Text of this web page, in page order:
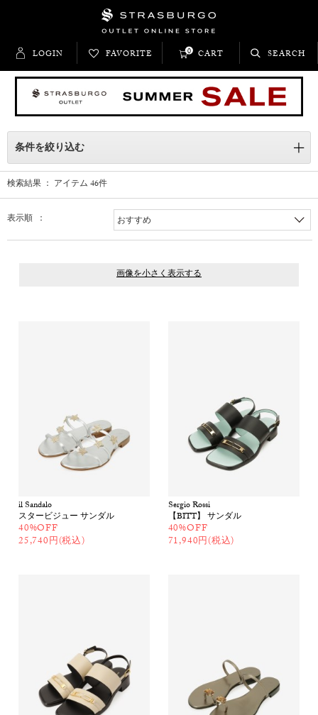
LOGIN FAVORITE CART
0 SEARCH
条件を絞り込む
検索結果 ： アイテム 46件
表示順 ：
il Sandalo
スタービジュー サンダル
40%OFF
25,740円(税込)
Sergio Rossi
【BITT】 サンダル
40%OFF
71,940円(税込)